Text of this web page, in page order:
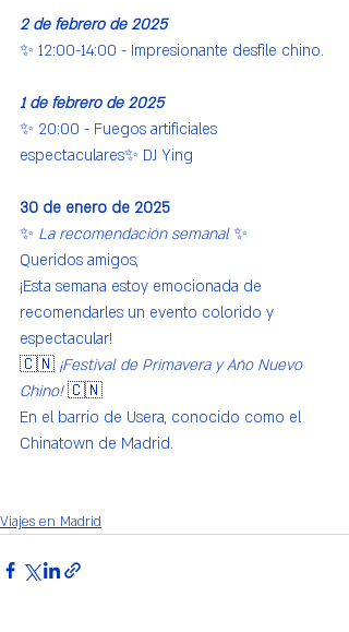
2 de febrero de 2025
✨ 12:00-14:00 - Impresionante desfile chino.
1 de febrero de 2025
✨ 20:00 - Fuegos artificiales
espectaculares✨ DJ Ying
30 de enero de 2025
✨ La recomendación semanal ✨
Queridos amigos,
¡Esta semana estoy emocionada de
recomendarles un evento colorido y
espectacular!
🇨🇳 ¡Festival de Primavera y Año Nuevo
Chino! 🇨🇳
En el barrio de Usera, conocido como el
Chinatown de Madrid.
Viajes en Madrid